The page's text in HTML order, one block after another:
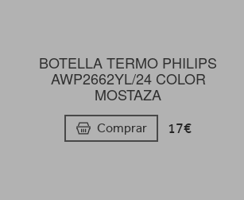
BOTELLA TERMO PHILIPS
AWP2662YL/24 COLOR
MOSTAZA
Comprar 17€